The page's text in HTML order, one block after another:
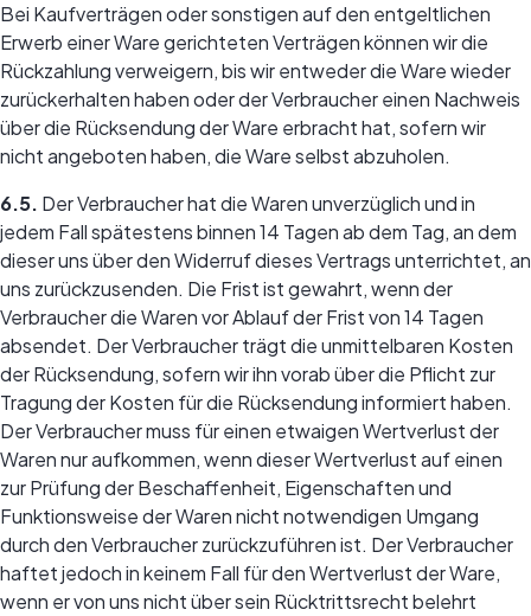
Bei Kaufverträgen oder sonstigen auf den entgeltlichen
Erwerb einer Ware gerichteten Verträgen können wir die
Rückzahlung verweigern, bis wir entweder die Ware wieder
zurückerhalten haben oder der Verbraucher einen Nachweis
über die Rücksendung der Ware erbracht hat, sofern wir
nicht angeboten haben, die Ware selbst abzuholen.
6.5. Der Verbraucher hat die Waren unverzüglich und in
jedem Fall spätestens binnen 14 Tagen ab dem Tag, an dem
dieser uns über den Widerruf dieses Vertrags unterrichtet, an
uns zurückzusenden. Die Frist ist gewahrt, wenn der
Verbraucher die Waren vor Ablauf der Frist von 14 Tagen
absendet. Der Verbraucher trägt die unmittelbaren Kosten
der Rücksendung, sofern wir ihn vorab über die Pflicht zur
Tragung der Kosten für die Rücksendung informiert haben.
Der Verbraucher muss für einen etwaigen Wertverlust der
Waren nur aufkommen, wenn dieser Wertverlust auf einen
zur Prüfung der Beschaffenheit, Eigenschaften und
Funktionsweise der Waren nicht notwendigen Umgang
durch den Verbraucher zurückzuführen ist. Der Verbraucher
haftet jedoch in keinem Fall für den Wertverlust der Ware,
wenn er von uns nicht über sein Rücktrittsrecht belehrt